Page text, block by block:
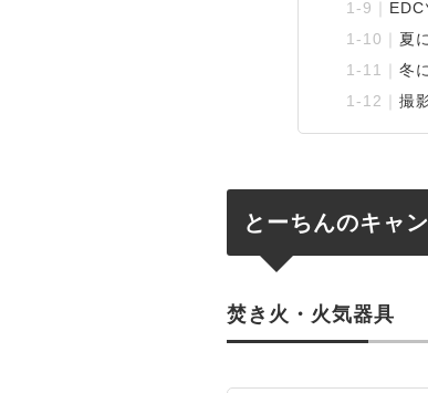
EDC
夏
冬
撮
とーちんのキャ
焚き火・火気器具